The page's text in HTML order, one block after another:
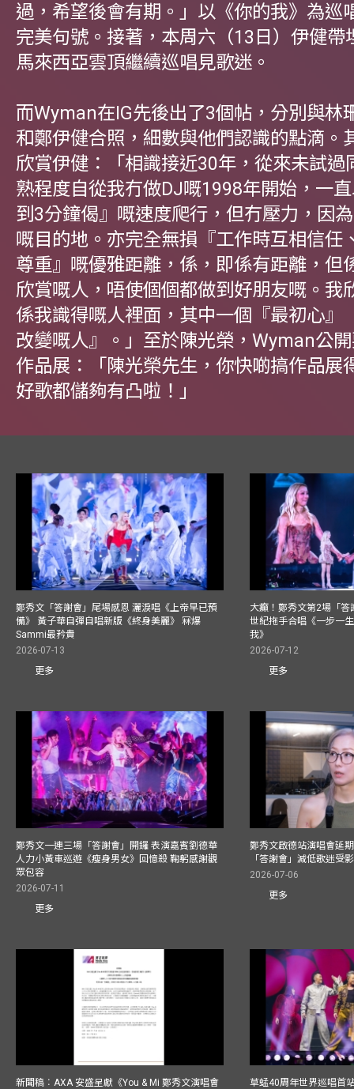
過，希望後會有期。」以《你的我》為巡
完美句號。接著，本周六（13日）伊健帶
馬來西亞雲頂繼續巡唱見歌迷。
而Wyman在IG先後出了3個帖，分別與林
和鄭伊健合照，細數與他們認識的點滴。
欣賞伊健：「相識接近30年，從來未試過
熟程度自從我冇做DJ嘅1998年開始，一
到3分鐘偈』嘅速度爬行，但冇壓力，因
嘅目的地。亦完全無損『工作時互相信任
尊重』嘅優雅距離，係，即係有距離，但
欣賞嘅人，唔使個個都做到好朋友嘅。我
係我識得嘅人裡面，其中一個『最初心』
改變嘅人』。」至於陳光榮，Wyman公
作品展：「陳光榮先生，你快啲搞作品展
好歌都儲夠有凸啦！」
鄭秀文「答謝會」尾場感恩 灑淚唱《上帝早已預
備》 黃子華自彈自唱新版《終身美麗》 冧爆
Sammi最矜貴
2026-07-13
更多
大癲！鄭秀文第2場「
世紀拖手合唱《一步一
我》
2026-07-12
更多
鄭秀文一連三場「答謝會」開鑼 表演嘉賓劉德華
人力小黃車巡遊《瘦身男女》回憶殺 鞠躬感謝觀
眾包容
2026-07-11
更多
鄭秀文啟德站演唱會延
「答謝會」減低歌迷受
2026-07-06
更多
新聞稿︰AXA 安盛呈獻《You & Mi 鄭秀文演唱會 草蜢40周年世界巡唱首